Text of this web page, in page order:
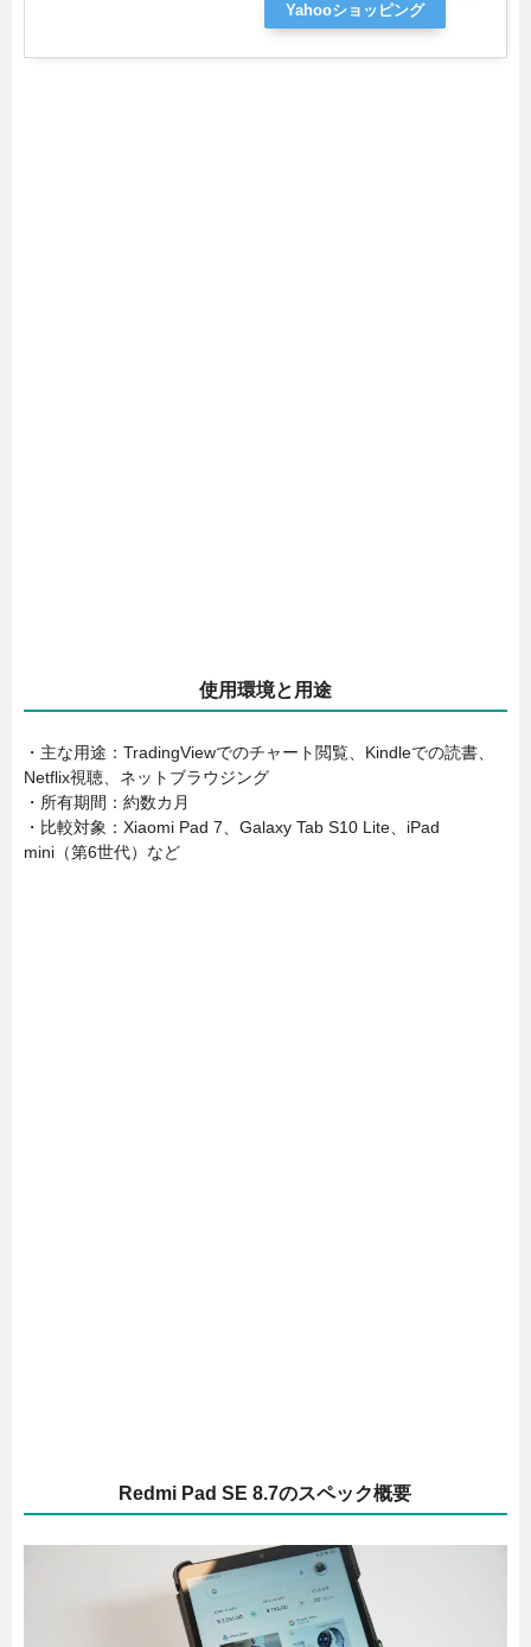
Yahooショッピング
使用環境と用途
・主な用途：TradingViewでのチャート閲覧、Kindleでの読書、
Netflix視聴、ネットブラウジング
・所有期間：約数カ月
・比較対象：Xiaomi Pad 7、Galaxy Tab S10 Lite、iPad
mini（第6世代）など
Redmi Pad SE 8.7のスペック概要